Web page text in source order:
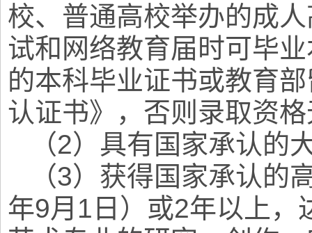
校、普通高校举办的成
试和网络教育届时可毕
的本科毕业证书或教育
认证书》，否则录取资
（2）具有国家承认的
（3）获得国家承认的
年9月1日）或2年以上，